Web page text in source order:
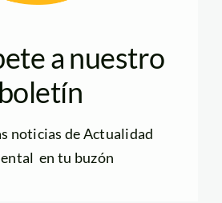
a nuestro
boletín
noticias de Actualidad
en tu buzón